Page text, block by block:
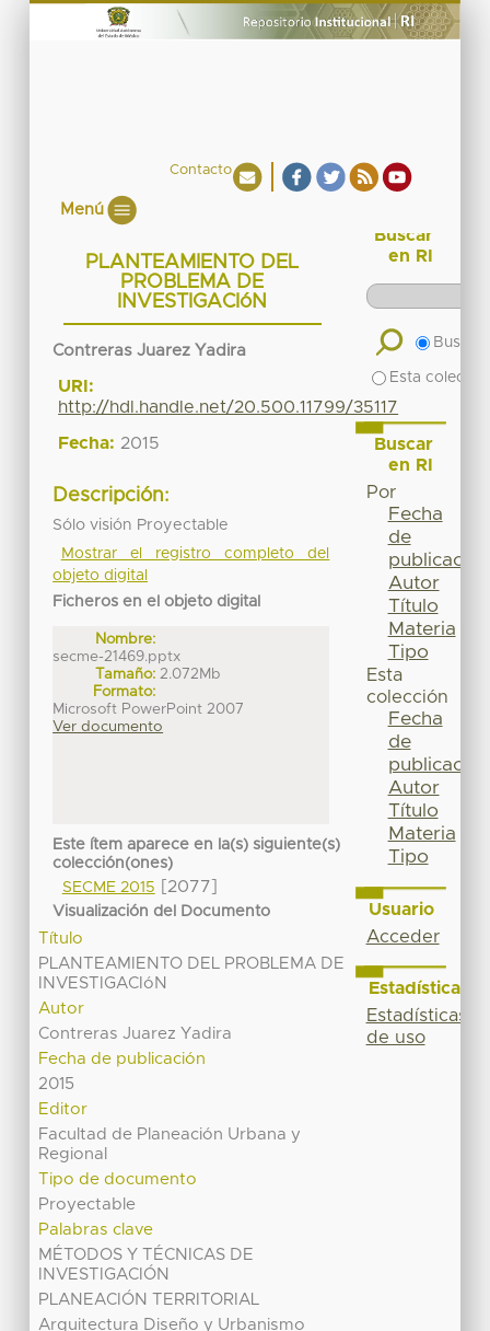
Contacto
Menú
PLANTEAMIENTO DEL
PROBLEMA DE
INVESTIGACIóN
Contreras Juarez Yadira
URI:
http://hdl.handle.net/20.500.11799/35117
Fecha: 2015
Descripción:
Sólo visión Proyectable
Mostrar el registro completo del
objeto digital
Ficheros en el objeto digital
Nombre:
secme-21469.pptx
Tamaño: 2.072Mb
Formato:
Microsoft PowerPoint 2007
Ver documento
Este ítem aparece en la(s) siguiente(s)
colección(ones)
SECME 2015
[2077]
Visualización del Documento
Título
PLANTEAMIENTO DEL PROBLEMA DE
INVESTIGACIóN
Autor
Contreras Juarez Yadira
Fecha de publicación
2015
Editor
Facultad de Planeación Urbana y
Regional
Tipo de documento
Proyectable
Palabras clave
MÉTODOS Y TÉCNICAS DE
INVESTIGACIÓN
PLANEACIÓN TERRITORIAL
Arquitectura Diseño y Urbanismo
Buscar
en RI
Buscar
Esta
Buscar
en RI
Por
Fecha
de
publicación
Autor
Título
Materia
Tipo
Esta
colección
Fecha
de
publicación
Autor
Título
Materia
Tipo
Usuario
Acceder
Estadísticas
Estadísticas
de uso